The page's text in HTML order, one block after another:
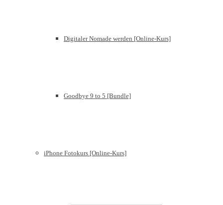
Digitaler Nomade werden [Online-Kurs]
Goodbye 9 to 5 [Bundle]
iPhone Fotokurs [Online-Kurs]